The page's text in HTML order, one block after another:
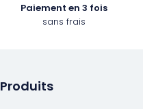
Paiement en 3 fois
sans frais
Produits